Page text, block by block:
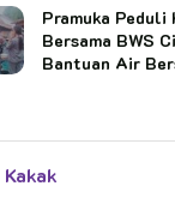
Pramuka Peduli
Bersama BWS
Bantuan Air
Kakak